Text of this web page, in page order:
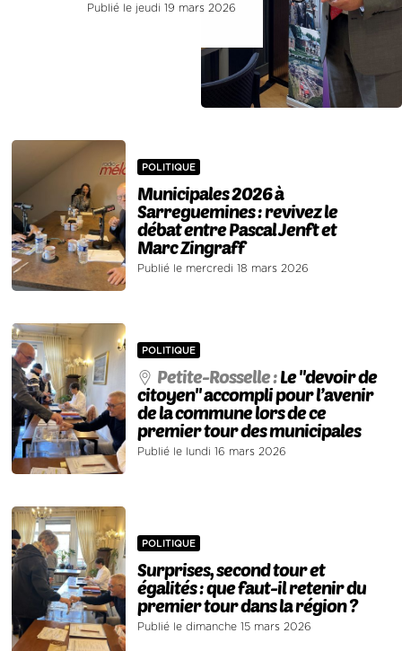
Publié le jeudi 19 mars 2026
POLITIQUE
Municipales 2026 à
Sarreguemines : revivez le
débat entre Pascal Jenft et
Marc Zingraff
Publié le mercredi 18 mars 2026
POLITIQUE
Petite-Rosselle :Le "devoir de
citoyen" accompli pour l’avenir
de la commune lors de ce
premier tour des municipales
Publié le lundi 16 mars 2026
POLITIQUE
Surprises, second tour et
égalités : que faut-il retenir du
premier tour dans la région ?
Publié le dimanche 15 mars 2026